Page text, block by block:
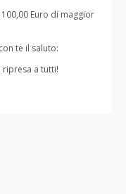
Euro di maggior
te il saluto:
a tutti!